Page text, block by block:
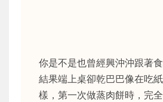
你是不是也曾經興沖沖跟著
結果端上桌卻乾巴巴像在吃
樣，第一次做蒸肉餅時，完